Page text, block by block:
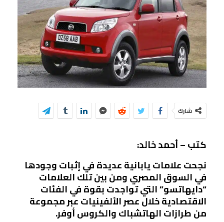
شارك
كتب – أحمد خالد:
نجحت علامات يابانية عديدة في إثبات وجودها
في السوق المصري ومن بين تلك العلامات
“دايهاتسو” التي تواجدت بقوة في الفئات
الاقتصادية خلال عصر الألفينيات عبر مجموعة
من طرازات الهاتشباك والكروس أوفر.